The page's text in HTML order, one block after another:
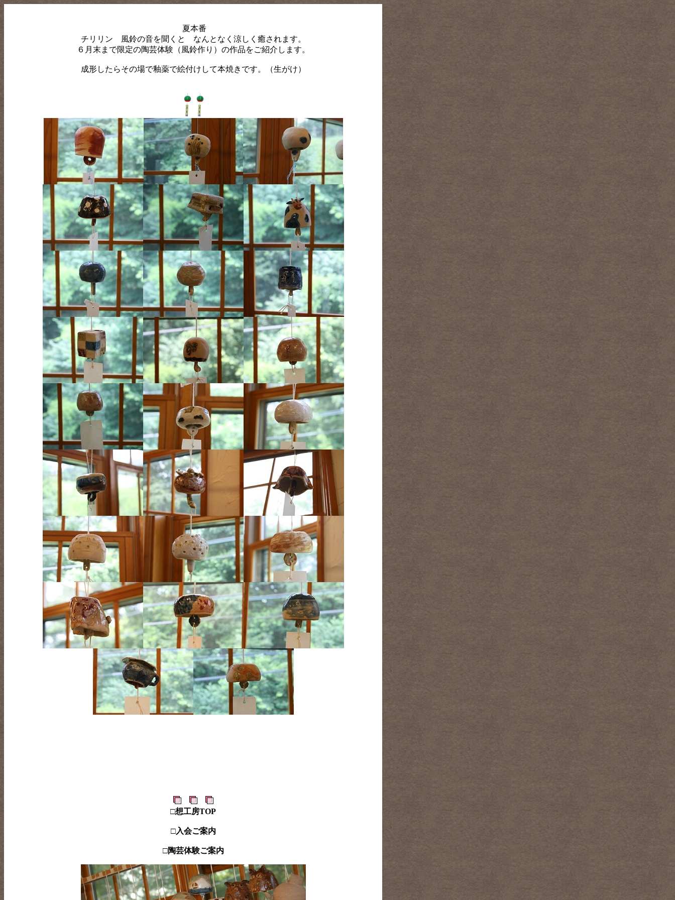
夏本番
チリリン 風鈴の音を聞くと なんとなく涼しく癒されます。
６月末まで限定の陶芸体験（風鈴作り）の作品をご紹介します。
成形したらその場で釉薬で絵付けして本焼きです。（生がけ）
□想工房TOP
□入会ご案内
□陶芸体験ご案内